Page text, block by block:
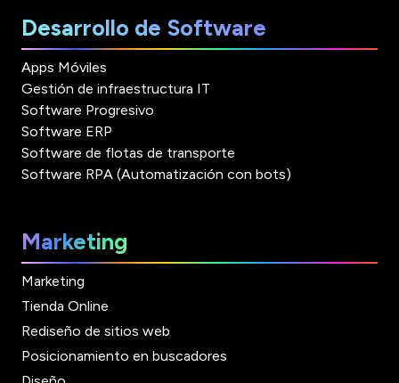
Desarrollo de Software
Apps Móviles
Gestión de infraestructura IT
Software Progresivo
Software ERP
Software de flotas de transporte
Software RPA (Automatización con bots)
Marketing
Marketing
Tienda Online
Rediseño de sitios web
Posicionamiento en buscadores